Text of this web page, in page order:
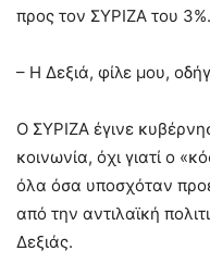
προς τον ΣΥΡΙΖΑ του 3%.
– Η Δεξιά, φίλε μου,
Ο ΣΥΡΙΖΑ έγινε
κοινωνία, όχι γιατί ο
όλα όσα υποσχόταν
από την αντιλαϊκή
Δεξιάς.